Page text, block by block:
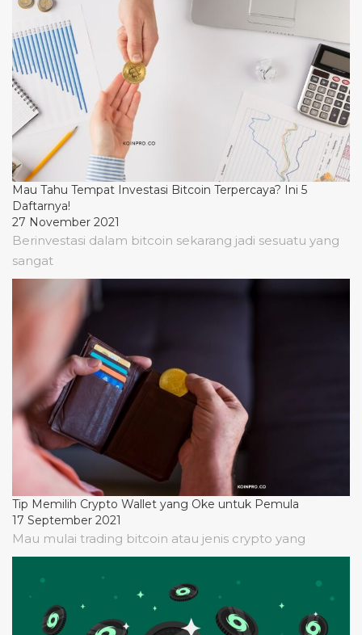
Mau Tahu Tempat Investasi Bitcoin Terpercaya? Ini 5
Daftarnya!
27 November 2021
Berinvestasi dalam bitcoin sekarang jadi sesuatu yang
sangat
Tip Memilih Crypto Wallet yang Oke untuk Pemula
17 September 2021
Mau mulai trading bitcoin atau jenis crypto yang